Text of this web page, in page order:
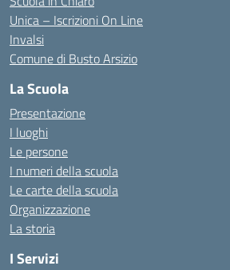
Unica – Iscrizioni On Line
Invalsi
Comune di Busto Arsizio
La Scuola
Presentazione
I luoghi
Le persone
I numeri della scuola
Le carte della scuola
Organizzazione
La storia
I Servizi